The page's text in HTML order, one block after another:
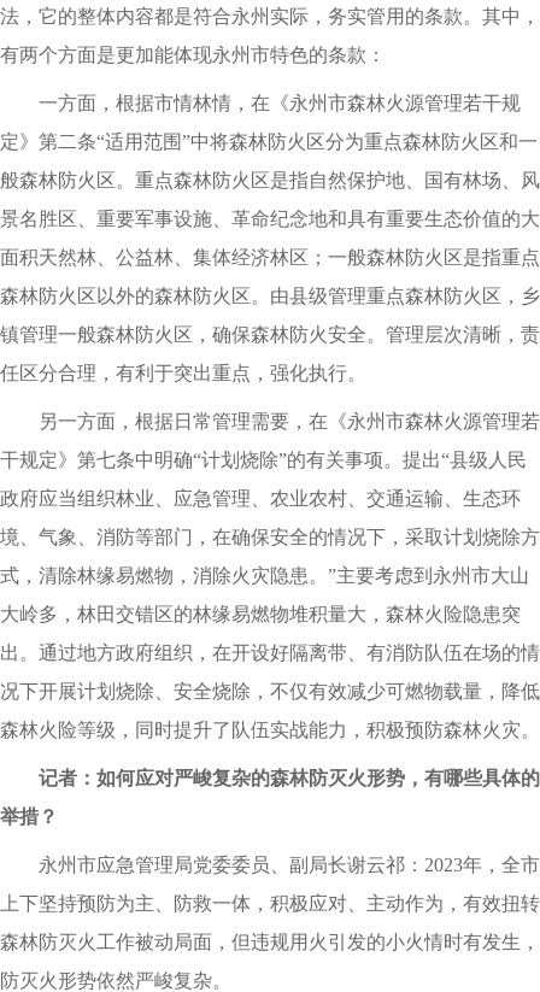
法，它的整体内容都是符合永州实际，务实管用的条款。其中，
有两个方面是更加能体现永州市特色的条款：
一方面，根据市情林情，在《永州市森林火源管理若干规
定》第二条“适用范围”中将森林防火区分为重点森林防火区和一
般森林防火区。重点森林防火区是指自然保护地、国有林场、风
景名胜区、重要军事设施、革命纪念地和具有重要生态价值的大
面积天然林、公益林、集体经济林区；一般森林防火区是指重点
森林防火区以外的森林防火区。由县级管理重点森林防火区，乡
镇管理一般森林防火区，确保森林防火安全。管理层次清晰，责
任区分合理，有利于突出重点，强化执行。
另一方面，根据日常管理需要，在《永州市森林火源管理若
干规定》第七条中明确“计划烧除”的有关事项。提出“县级人民
政府应当组织林业、应急管理、农业农村、交通运输、生态环
境、气象、消防等部门，在确保安全的情况下，采取计划烧除方
式，清除林缘易燃物，消除火灾隐患。”主要考虑到永州市大山
大岭多，林田交错区的林缘易燃物堆积量大，森林火险隐患突
出。通过地方政府组织，在开设好隔离带、有消防队伍在场的情
况下开展计划烧除、安全烧除，不仅有效减少可燃物载量，降低
森林火险等级，同时提升了队伍实战能力，积极预防森林火灾。
记者：如何应对严峻复杂的森林防灭火形势，有哪些具体的
举措？
永州市应急管理局党委委员、副局长谢云祁：2023年，全市
上下坚持预防为主、防救一体，积极应对、主动作为，有效扭转
森林防灭火工作被动局面，但违规用火引发的小火情时有发生，
防灭火形势依然严峻复杂。